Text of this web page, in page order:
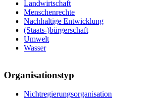
Landwirtschaft
Menschenrechte
Nachhaltige Entwicklung
(Staats-)bürgerschaft
Umwelt
Wasser
Organisationstyp
Nichtregierungsorganisation